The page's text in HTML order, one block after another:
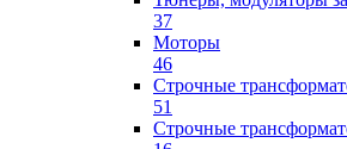
37
Моторы
46
Строчные
51
Строчные